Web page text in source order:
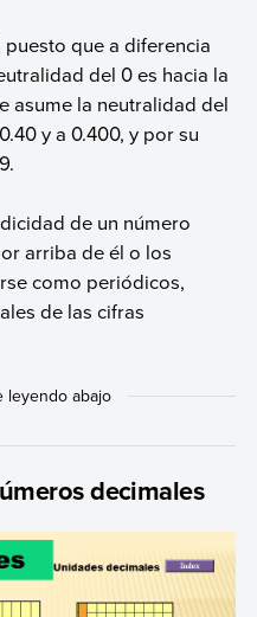
que a diferencia
del 0 es hacia la
asume la neutralidad del
y a 0.400, y por su
de un número
arriba de él o los
como periódicos,
de las cifras
decimales